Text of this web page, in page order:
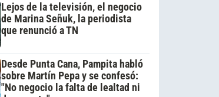
Lejos de la televisión, el negocio
de Marina Señuk, la periodista
que renunció a TN
Desde Punta Cana, Pampita habló
sobre Martín Pepa y se confesó:
"No negocio la falta de lealtad ni